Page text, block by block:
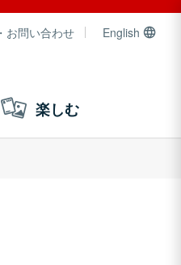
お問い合わせ English
楽しむ